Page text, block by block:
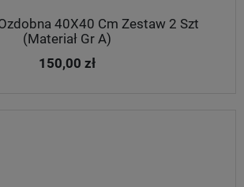
40X40 Cm Zestaw 2 Szt
(Materiał Gr A)
150,00 zł